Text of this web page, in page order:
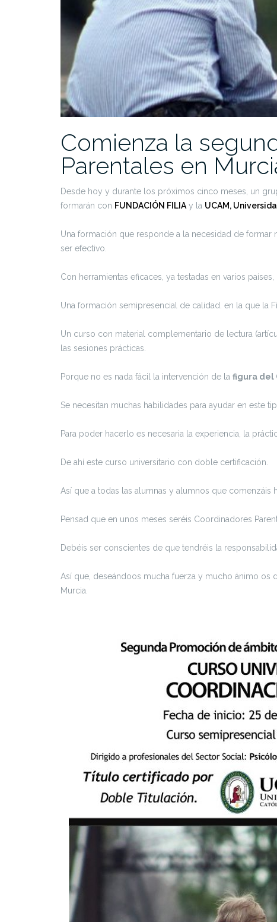
Comienza la
Parentales en
Desde hoy y durante los próximos cinco meses, un
formarán con FUNDACIÓN FILIA y la UCAM,
Una formación que responde a la necesidad de
ser efectivo.
Con herramientas eficaces, ya testadas en varios
Una formación semipresencial de calidad. en la que la
Un curso con material complementario de lectura
las sesiones prácticas.
Porque no es nada fácil la intervención de la figura del
Se necesitan muchas habilidades para ayudar en este
Para poder hacerlo es necesaria la experiencia, la
De ahí este curso universitario con doble certificación.
Así que a todas las alumnas y alumnos que comenzáis
Pensad que en unos meses seréis Coordinadores
Debéis ser conscientes de que tendréis la
Así que, deseándoos mucha fuerza y mucho ánimo os
Murcia.